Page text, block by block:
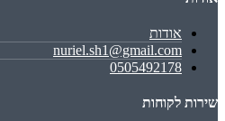
אודות
nuriel.sh1@gmail.com
0505492178
שירות לקוחות